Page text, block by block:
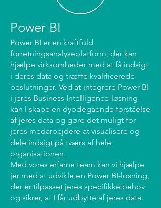
Power BI
Power BI er en kraftfuld
forretningsanalyseplatform, der kan
hjælpe virksomheder med at få indsigt
i deres data og træffe kvalificerede
beslutninger. Ved at integrere Power BI
i jeres Business Intelligence-løsning
kan I skabe en dybdegående forståelse
af jeres data og gøre det muligt for
jeres medarbejdere at visualisere og
dele indsigt på tværs af hele
organisationen.
Med vores erfarne team kan vi hjælpe
jer med at udvikle en Power BI-løsning,
der er tilpasset jeres specifikke behov
og sikrer, at I får udbytte af jeres data.